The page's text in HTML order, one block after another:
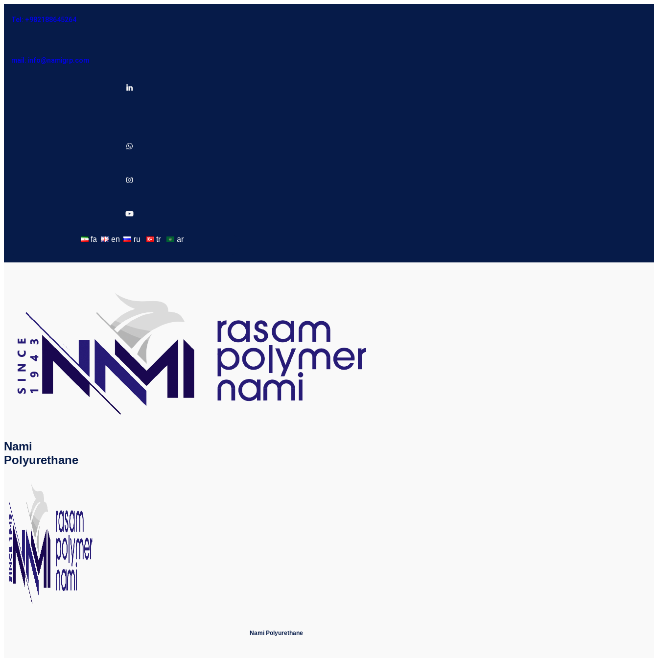
Tel: +982188645264
mail: info@namigrp.com
fa en ru tr ar
Nami
Polyurethane
Nami Polyurethane